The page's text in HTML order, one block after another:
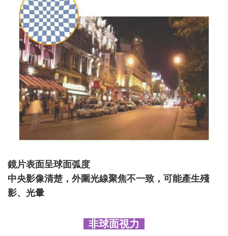
鏡片表面呈球面弧度
中央影像清楚，外圍光線聚焦不一致，可能產生殘
影、光暈
非球面視力